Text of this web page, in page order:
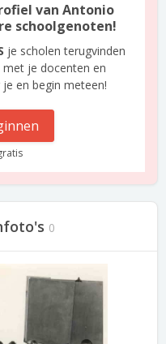
van Antonio
schoolgenoten!
je scholen terugvinden
je docenten en
en begin meteen!
0